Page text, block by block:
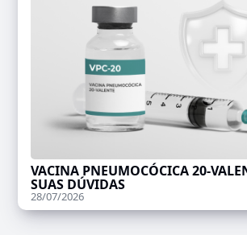
VACINA PNEUMOCÓCICA 20-
SUAS DÚVIDAS
28/07/2026